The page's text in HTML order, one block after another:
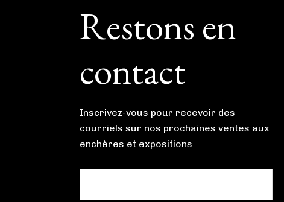
FooterRestons en
contact
Inscrivez-vous pour recevoir des
courriels sur nos prochaines ventes aux
enchères et expositions